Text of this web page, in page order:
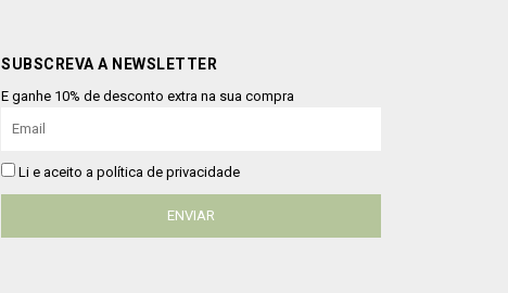
SUBSCREVA A NEWSLETTER
E ganhe 10% de desconto extra na sua compra
Li e aceito a política de privacidade